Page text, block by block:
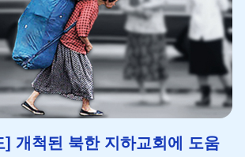
] 개척된 북한 지하교회에 도움